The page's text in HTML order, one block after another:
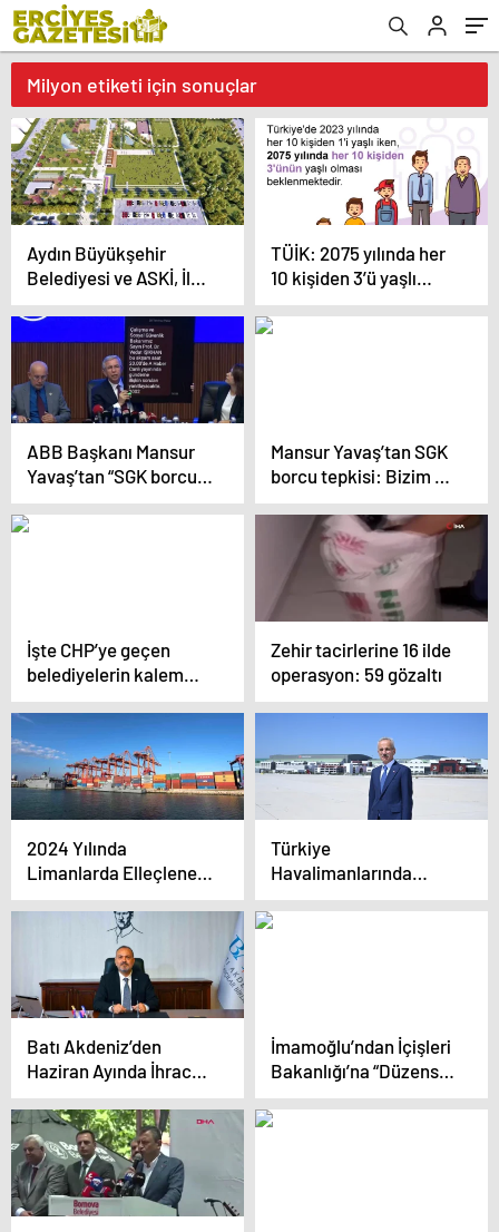
Milyon etiketi için sonuçlar
Aydın Büyükşehir
Belediyesi ve ASKİ, İl
Genelinde 3 Milyar TL
Yatırım Yaptı
TÜİK: 2075 yılında her
10 kişiden 3’ü yaşlı
olacak
ABB Başkanı Mansur
Yavaş’tan “SGK borcu”
açıklaması
Mansur Yavaş’tan SGK
borcu tepkisi: Bizim de
bakanlıklardan
alacağımız var
İşte CHP’ye geçen
belediyelerin kalem
kalem borçları
Zehir tacirlerine 16 ilde
operasyon: 59 gözaltı
2024 Yılında
Limanlarda Elleçlenen
Yük Miktarı Arttı
Türkiye
Havalimanlarında
Haziran Ayında 22
Milyon 723 Bin 642
Batı Akdeniz’den
Haziran Ayında İhracat
Geriledi
İmamoğlu’ndan İçişleri
Bakanlığı’na “Düzensiz
Göçmen” Yanıtı: “Ben 2
Milyonu Aşan Diyorum.